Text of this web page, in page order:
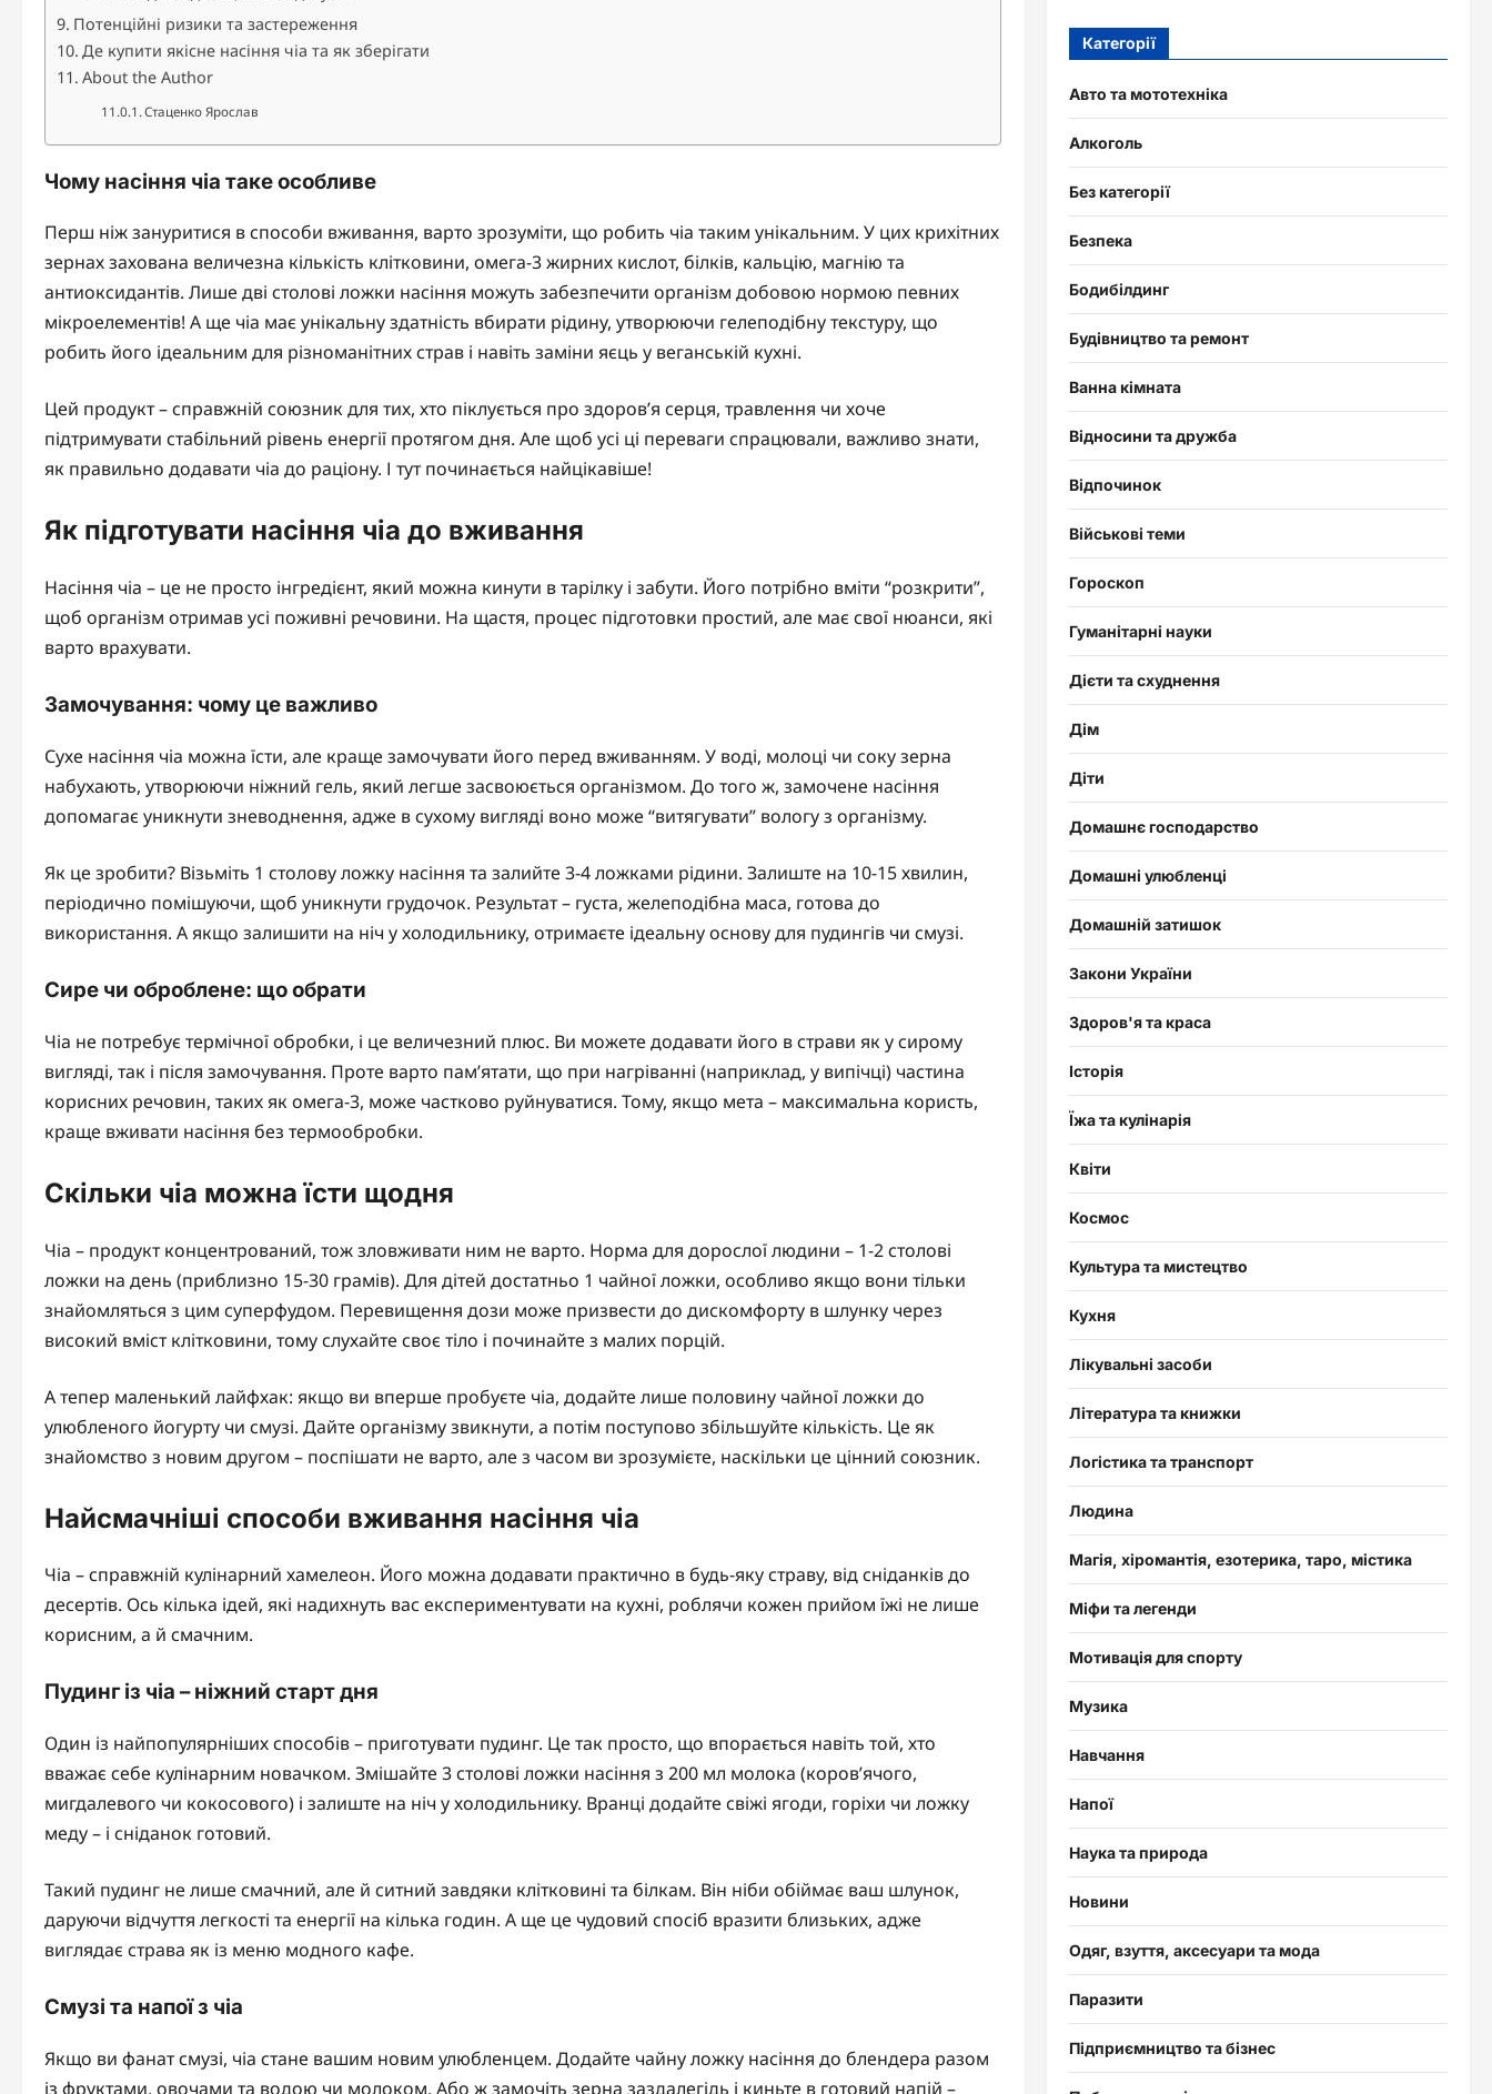
Потенційні ризики та застереження
Де купити якісне насіння чіа та як зберігати
About the Author
Стаценко Ярослав
Чому насіння чіа таке особливе
Перш ніж зануритися в способи вживання, варто зрозуміти, що робить чіа таким унікальним. У цих крихітних
зернах захована величезна кількість клітковини, омега-3 жирних кислот, білків, кальцію, магнію та
антиоксидантів. Лише дві столові ложки насіння можуть забезпечити організм добовою нормою певних
мікроелементів! А ще чіа має унікальну здатність вбирати рідину, утворюючи гелеподібну текстуру, що
робить його ідеальним для різноманітних страв і навіть заміни яєць у веганській кухні.
Цей продукт – справжній союзник для тих, хто піклується про здоров’я серця, травлення чи хоче
підтримувати стабільний рівень енергії протягом дня. Але щоб усі ці переваги спрацювали, важливо знати,
як правильно додавати чіа до раціону. І тут починається найцікавіше!
Як підготувати насіння чіа до вживання
Насіння чіа – це не просто інгредієнт, який можна кинути в тарілку і забути. Його потрібно вміти “розкрити”,
щоб організм отримав усі поживні речовини. На щастя, процес підготовки простий, але має свої нюанси, які
варто врахувати.
Замочування: чому це важливо
Сухе насіння чіа можна їсти, але краще замочувати його перед вживанням. У воді, молоці чи соку зерна
набухають, утворюючи ніжний гель, який легше засвоюється організмом. До того ж, замочене насіння
допомагає уникнути зневоднення, адже в сухому вигляді воно може “витягувати” вологу з організму.
Як це зробити? Візьміть 1 столову ложку насіння та залийте 3-4 ложками рідини. Залиште на 10-15 хвилин,
періодично помішуючи, щоб уникнути грудочок. Результат – густа, желеподібна маса, готова до
використання. А якщо залишити на ніч у холодильнику, отримаєте ідеальну основу для пудингів чи смузі.
Сире чи оброблене: що обрати
Чіа не потребує термічної обробки, і це величезний плюс. Ви можете додавати його в страви як у сирому
вигляді, так і після замочування. Проте варто пам’ятати, що при нагріванні (наприклад, у випічці) частина
корисних речовин, таких як омега-3, може частково руйнуватися. Тому, якщо мета – максимальна користь,
краще вживати насіння без термообробки.
Скільки чіа можна їсти щодня
Чіа – продукт концентрований, тож зловживати ним не варто. Норма для дорослої людини – 1-2 столові
ложки на день (приблизно 15-30 грамів). Для дітей достатньо 1 чайної ложки, особливо якщо вони тільки
знайомляться з цим суперфудом. Перевищення дози може призвести до дискомфорту в шлунку через
високий вміст клітковини, тому слухайте своє тіло і починайте з малих порцій.
А тепер маленький лайфхак: якщо ви вперше пробуєте чіа, додайте лише половину чайної ложки до
улюбленого йогурту чи смузі. Дайте організму звикнути, а потім поступово збільшуйте кількість. Це як
знайомство з новим другом – поспішати не варто, але з часом ви зрозумієте, наскільки це цінний союзник.
Найсмачніші способи вживання насіння чіа
Чіа – справжній кулінарний хамелеон. Його можна додавати практично в будь-яку страву, від сніданків до
десертів. Ось кілька ідей, які надихнуть вас експериментувати на кухні, роблячи кожен прийом їжі не лише
корисним, а й смачним.
Пудинг із чіа – ніжний старт дня
Один із найпопулярніших способів – приготувати пудинг. Це так просто, що впорається навіть той, хто
вважає себе кулінарним новачком. Змішайте 3 столові ложки насіння з 200 мл молока (коров’ячого,
мигдалевого чи кокосового) і залиште на ніч у холодильнику. Вранці додайте свіжі ягоди, горіхи чи ложку
меду – і сніданок готовий.
Такий пудинг не лише смачний, але й ситний завдяки клітковині та білкам. Він ніби обіймає ваш шлунок,
даруючи відчуття легкості та енергії на кілька годин. А ще це чудовий спосіб вразити близьких, адже
виглядає страва як із меню модного кафе.
Смузі та напої з чіа
Якщо ви фанат смузі, чіа стане вашим новим улюбленцем. Додайте чайну ложку насіння до блендера разом
із фруктами, овочами та водою чи молоком. Або ж замочіть зерна заздалегідь і киньте в готовий напій –
Категорії
Авто та мототехніка
Алкоголь
Без категорії
Безпека
Бодибілдинг
Будівництво та ремонт
Ванна кімната
Відносини та дружба
Відпочинок
Військові теми
Гороскоп
Гуманітарні науки
Дієти та схуднення
Дім
Діти
Домашнє господарство
Домашні улюбленці
Домашній затишок
Закони України
Здоров'я та краса
Історія
Їжа та кулінарія
Квіти
Космос
Культура та мистецтво
Кухня
Лікувальні засоби
Література та книжки
Логістика та транспорт
Людина
Магія, хіромантія, езотерика, таро, містика
Міфи та легенди
Мотивація для спорту
Музика
Навчання
Напої
Наука та природа
Новини
Одяг, взуття, аксесуари та мода
Паразити
Підприємництво та бізнес